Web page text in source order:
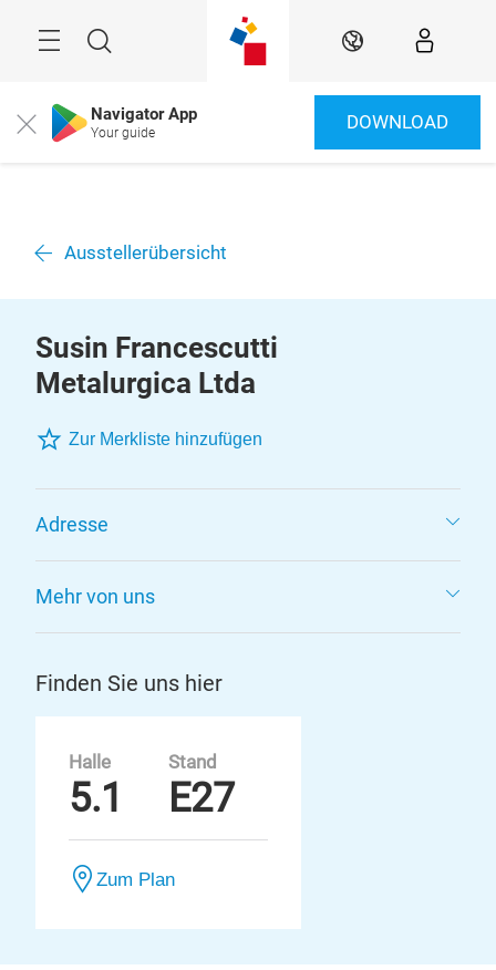
Suche DE
Close Navigator App
Your guide DOWNLOAD
Ausstellerübersicht
Susin Francescutti
Metalurgica Ltda
Zur Merkliste hinzufügen
Adresse
Mehr von uns
Finden Sie uns hier
Halle
5.1
Stand
E27
Zum Plan